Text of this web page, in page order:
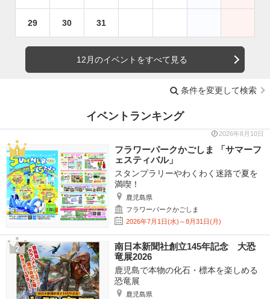
29 30 31
12月のイベントをすべて見る
条件を変更して検索
イベントランキング
2026年8月10日
フラワーパークかごしま 「サマーフ
ェスティバル」
スタンプラリーやわくわく迷路で夏を
満喫！
鹿児島県
フラワーパークかごしま
2026年7月1日(水)～8月31日(月)
南日本新聞社創立145年記念 大恐
竜展2026
鹿児島で本物の化石・標本を楽しめる
恐竜展
鹿児島県